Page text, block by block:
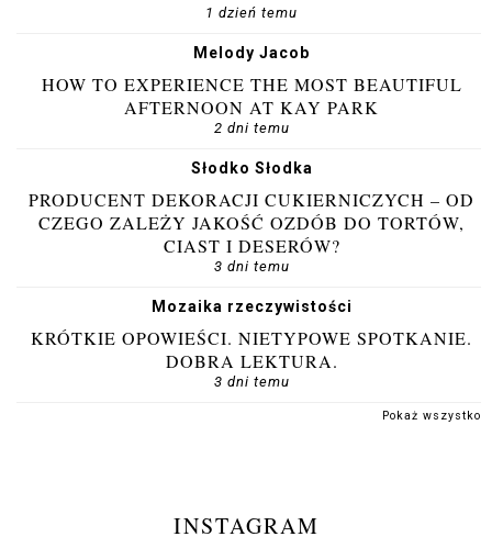
1 dzień temu
Melody Jacob
HOW TO EXPERIENCE THE MOST BEAUTIFUL
AFTERNOON AT KAY PARK
2 dni temu
Słodko Słodka
PRODUCENT DEKORACJI CUKIERNICZYCH – OD
CZEGO ZALEŻY JAKOŚĆ OZDÓB DO TORTÓW,
CIAST I DESERÓW?
3 dni temu
Mozaika rzeczywistości
KRÓTKIE OPOWIEŚCI. NIETYPOWE SPOTKANIE.
DOBRA LEKTURA.
3 dni temu
Pokaż wszystko
INSTAGRAM